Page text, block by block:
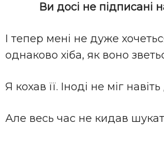
Ви досі не підписані
І тепер мені не дуже
однаково хіба, як воно
Я кохав її. Іноді не міг
Але весь час не кидав